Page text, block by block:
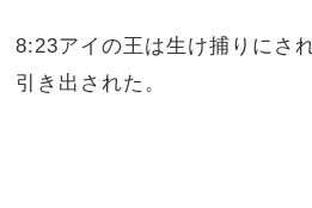
8:23アイの王は生け捕りにさ
引き出された。